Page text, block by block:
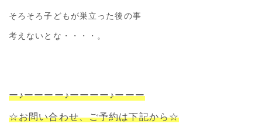
そろそろ子どもが巣立った後の事
考えないとな・・・・。
ー♪ーーーー♪ーーーー♪ーーー
☆お問い合わせ、ご予約は下記から☆